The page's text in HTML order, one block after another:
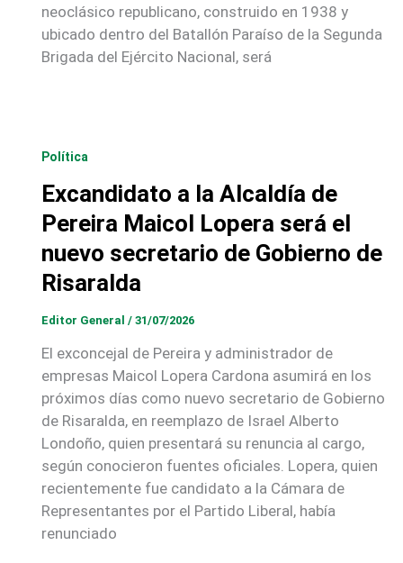
neoclásico republicano, construido en 1938 y
ubicado dentro del Batallón Paraíso de la Segunda
Brigada del Ejército Nacional, será
Política
Excandidato a la Alcaldía de
Pereira Maicol Lopera será el
nuevo secretario de Gobierno de
Risaralda
Editor General / 31/07/2026
El exconcejal de Pereira y administrador de
empresas Maicol Lopera Cardona asumirá en los
próximos días como nuevo secretario de Gobierno
de Risaralda, en reemplazo de Israel Alberto
Londoño, quien presentará su renuncia al cargo,
según conocieron fuentes oficiales. Lopera, quien
recientemente fue candidato a la Cámara de
Representantes por el Partido Liberal, había
renunciado